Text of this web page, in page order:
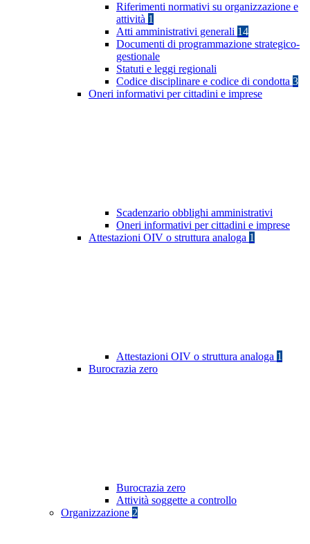
Riferimenti normativi su organizzazione e
attività 1
Atti amministrativi generali 14
Documenti di programmazione strategico-
gestionale
Statuti e leggi regionali
Codice disciplinare e codice di condotta 3
Oneri informativi per cittadini e imprese
Scadenzario obblighi amministrativi
Oneri informativi per cittadini e imprese
Attestazioni OIV o struttura analoga 1
Attestazioni OIV o struttura analoga 1
Burocrazia zero
Burocrazia zero
Attività soggette a controllo
Organizzazione 2